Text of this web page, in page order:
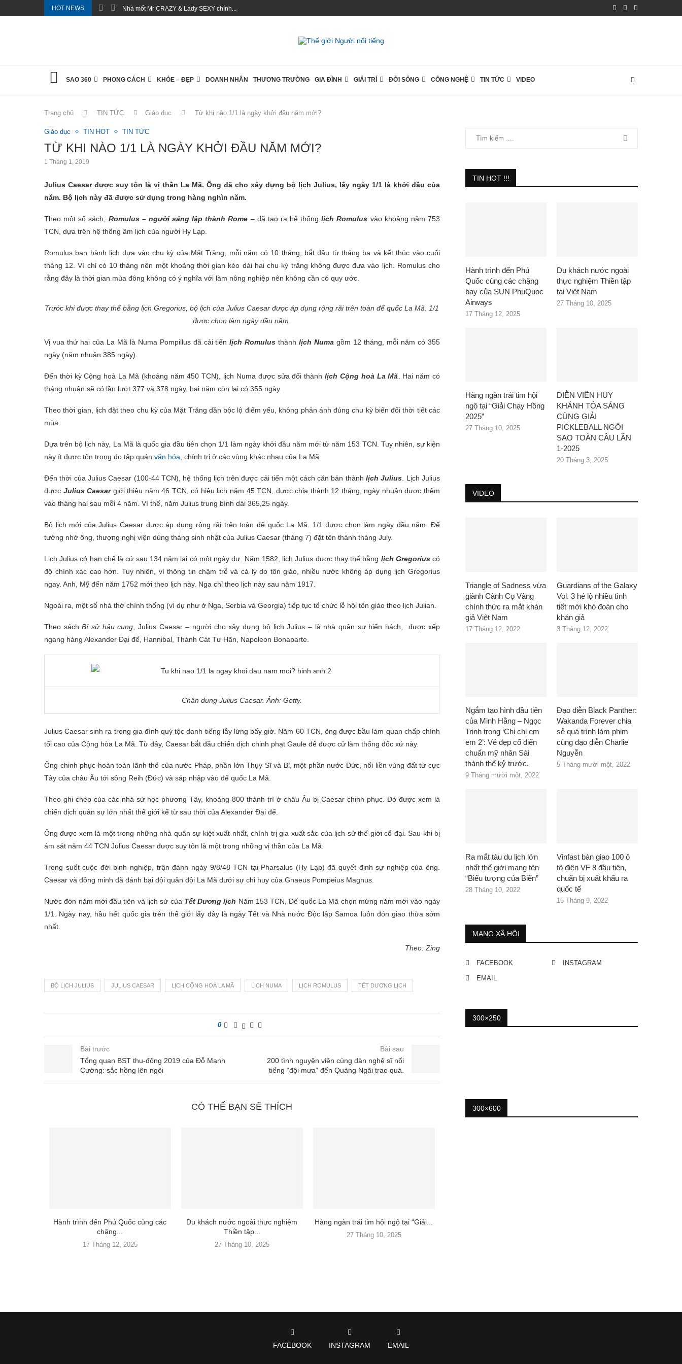
HOT NEWS Nhà mốt Mr CRAZY & Lady SEXY chính...
SAO 360 PHONG CÁCH KHỎE – ĐẸP DOANH NHÂN THƯƠNG TRƯỜNG GIA ĐÌNH GIẢI TRÍ ĐỜI SỐNG CÔNG NGHỆ TIN TỨC VIDEO
Trang chủ TIN TỨC Giáo dục Từ khi nào 1/1 là ngày khởi đầu năm mới?
Giáo dục TIN HOT TIN TỨC
TỪ KHI NÀO 1/1 LÀ NGÀY KHỞI ĐẦU NĂM MỚI?
1 Tháng 1, 2019
Julius Caesar được suy tôn là vị thần La Mã. Ông đã cho xây dựng bộ lịch Julius, lấy ngày 1/1 là khởi đầu của
năm. Bộ lịch này đã được sử dụng trong hàng nghìn năm.
Theo một số sách, Romulus – người sáng lập thành Rome – đã tạo ra hệ thốnglịch Romulus vào khoảng năm 753
TCN, dựa trên hệ thống âm lịch của người Hy Lạp.
Romulus ban hành lịch dựa vào chu kỳ của Mặt Trăng, mỗi năm có 10 tháng, bắt đầu từ tháng ba và kết thúc vào cuối
tháng 12. Vì chỉ có 10 tháng nên một khoảng thời gian kéo dài hai chu kỳ trăng không được đưa vào lịch. Romulus cho
rằng đây là thời gian mùa đông không có ý nghĩa với làm nông nghiệp nên không cần có quy ước.
Trước khi được thay thế bằng lịch Gregorius, bộ lịch của Julius Caesar được áp dụng rộng rãi trên toàn đế quốc La Mã. 1/1
được chọn làm ngày đầu năm.
Vị vua thứ hai của La Mã là Numa Pompillus đã cải tiếnlịch Romulus thànhlịch Numa gồm 12 tháng, mỗi năm có 355
ngày (năm nhuận 385 ngày).
Đến thời kỳ Cộng hoà La Mã (khoảng năm 450 TCN), lịch Numa được sửa đổi thành lịch Cộng hoà La Mã . Hai năm có
tháng nhuận sẽ có lần lượt 377 và 378 ngày, hai năm còn lại có 355 ngày.
Theo thời gian, lịch đặt theo chu kỳ của Mặt Trăng dần bộc lộ điểm yếu, không phản ánh đúng chu kỳ biến đổi thời tiết các
mùa.
Dựa trên bộ lịch này, La Mã là quốc gia đầu tiên chọn 1/1 làm ngày khởi đầu năm mới từ năm 153 TCN. Tuy nhiên, sự kiện
này ít được tôn trọng do tập quán văn hóa , chính trị ở các vùng khác nhau của La Mã.
Đến thời của Julius Caesar (100-44 TCN), hệ thống lịch trên được cải tiến một cách căn bản thànhlịch Julius . Lịch Julius
được Julius Caesargiới thiệu năm 46 TCN, có hiệu lịch năm 45 TCN, được chia thành 12 tháng, ngày nhuận được thêm
vào tháng hai sau mỗi 4 năm. Vì thế, năm Julius trung bình dài 365,25 ngày.
Bộ lịch mới của Julius Caesar được áp dụng rộng rãi trên toàn đế quốc La Mã. 1/1 được chọn làm ngày đầu năm. Để
tưởng nhớ ông, thượng nghị viện dùng tháng sinh nhật của Julius Caesar (tháng 7) đặt tên thành tháng July.
Lịch Julius có hạn chế là cứ sau 134 năm lại có một ngày dư. Năm 1582, lịch Julius được thay thế bằng lịch Gregorius có
độ chính xác cao hơn. Tuy nhiên, vì thông tin chậm trễ và cả lý do tôn giáo, nhiều nước không áp dụng lịch Gregorius
ngay. Anh, Mỹ đến năm 1752 mới theo lịch này. Nga chỉ theo lịch này sau năm 1917.
Ngoài ra, một số nhà thờ chính thống (ví dụ như ở Nga, Serbia và Georgia) tiếp tục tổ chức lễ hội tôn giáo theo lịch Julian.
Theo sáchBí sử hậu cung , Julius Caesar – người cho xây dựng bộ lịch Julius – là nhà quân sự hiển hách, được xếp
ngang hàng Alexander Đại đế, Hannibal, Thành Cát Tư Hãn, Napoleon Bonaparte.
Chân dung Julius Caesar. Ảnh: Getty.
Julius Caesar sinh ra trong gia đình quý tộc danh tiếng lẫy lừng bấy giờ. Năm 60 TCN, ông được bầu làm quan chấp chính
tối cao của Cộng hòa La Mã. Từ đây, Caesar bắt đầu chiến dịch chinh phạt Gaule để được cử làm thống đốc xứ này.
Ông chinh phục hoàn toàn lãnh thổ của nước Pháp, phần lớn Thụy Sĩ và Bỉ, một phần nước Đức, nối liền vùng đất từ cực
Tây của châu Âu tới sông Reih (Đức) và sáp nhập vào đế quốc La Mã.
Theo ghi chép của các nhà sử học phương Tây, khoảng 800 thành trì ở châu Âu bị Caesar chinh phục. Đó được xem là
chiến dịch quân sự lớn nhất thế giới kể từ sau thời của Alexander Đại đế.
Ông được xem là một trong những nhà quân sự kiệt xuất nhất, chính trị gia xuất sắc của lịch sử thế giới cổ đại. Sau khi bị
ám sát năm 44 TCN Julius Caesar được suy tôn là một trong những vị thần của La Mã.
Trong suốt cuộc đời binh nghiệp, trận đánh ngày 9/8/48 TCN tại Pharsalus (Hy Lạp) đã quyết định sự nghiệp của ông.
Caesar và đồng minh đã đánh bại đội quân đội La Mã dưới sự chỉ huy của Gnaeus Pompeius Magnus.
Nước đón năm mới đầu tiên và lịch sử của Tết Dương lịch Năm 153 TCN, Đế quốc La Mã chọn mừng năm mới vào ngày
1/1. Ngày nay, hầu hết quốc gia trên thế giới lấy đây là ngày Tết và Nhà nước Độc lập Samoa luôn đón giao thừa sớm
nhất.
Theo: Zing
BỘ LỊCH JULIUS JULIUS CAESAR LỊCH CỘNG HOÀ LA MÃ LỊCH NUMA LỊCH ROMULUS TẾT DƯƠNG LỊCH
0
Bài trước
Tổng quan BST thu-đông 2019 của Đỗ Mạnh
Cường: sắc hồng lên ngôi
Bài sau
200 tình nguyện viên cùng dàn nghệ sĩ nổi
tiếng “đội mưa” đến Quảng Ngãi trao quà.
CÓ THỂ BẠN SẼ THÍCH
Hành trình đến Phú Quốc cùng các
chặng...
17 Tháng 12, 2025
Du khách nước ngoài thực nghiệm
Thiền tập...
27 Tháng 10, 2025
Hàng ngàn trái tim hội ngộ tại “Giải...
27 Tháng 10, 2025
TIN HOT !!!
Hành trình đến Phú
Quốc cùng các chặng
bay của SUN PhuQuoc
Airways
17 Tháng 12, 2025
Du khách nước ngoài
thực nghiệm Thiền tập
tại Việt Nam
27 Tháng 10, 2025
Hàng ngàn trái tim hội
ngộ tại “Giải Chạy Hồng
2025”
27 Tháng 10, 2025
DIỄN VIÊN HUY
KHÁNH TỎA SÁNG
CÙNG GIẢI
PICKLEBALL NGÔI
SAO TOÀN CẦU LẦN
1-2025
20 Tháng 3, 2025
VIDEO
Triangle of Sadness vừa
giành Cành Cọ Vàng
chính thức ra mắt khán
giả Việt Nam
17 Tháng 12, 2022
Guardians of the Galaxy
Vol. 3 hé lộ nhiều tình
tiết mới khó đoán cho
khán giả
3 Tháng 12, 2022
Ngắm tạo hình đầu tiên
của Minh Hằng – Ngọc
Trinh trong ‘Chị chị em
em 2’: Vẻ đẹp cổ điển
chuẩn mỹ nhân Sài
thành thế kỷ trước.
9 Tháng mười một, 2022
Đạo diễn Black Panther:
Wakanda Forever chia
sẻ quá trình làm phim
cùng đạo diễn Charlie
Nguyễn
5 Tháng mười một, 2022
Ra mắt tàu du lịch lớn
nhất thế giới mang tên
“Biểu tượng của Biển”
28 Tháng 10, 2022
Vinfast bàn giao 100 ô
tô điện VF 8 đầu tiên,
chuẩn bị xuất khẩu ra
quốc tế
15 Tháng 9, 2022
MẠNG XÃ HỘI
FACEBOOK
INSTAGRAM
EMAIL
300×250
300×600
FACEBOOK INSTAGRAM EMAIL